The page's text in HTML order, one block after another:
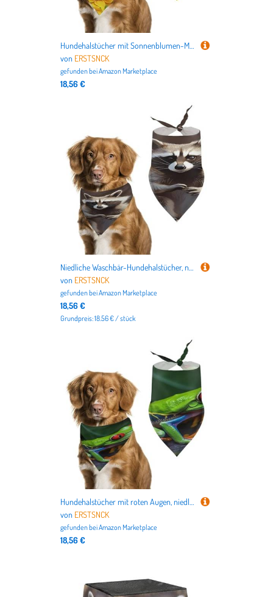
Hundehalstücher mit Sonnenblumen-Motiv, niedlich, weiche Baumwolle, waschbar, für den täglichen Sommer, langlebig, dreieckig, wendbar, geeignet für kleine, mittelgroße und große Hunde und Katzen
von ERSTSNCK
gefunden beiAmazon Marketplace
18,56 €
Niedliche Waschbär-Hundehalstücher, niedlich, weiche Baumwolle, waschbar, für den täglichen Sommer, langlebig, dreieckig, wendbar, geeignet für kleine, mittelgroße und große Hunde und Katzen
von ERSTSNCK
gefunden beiAmazon Marketplace
18,56 €
Grundpreis: 18.56 € / stück
Hundehalstücher mit roten Augen, niedlich, weich, Baumwolle, waschbar, für den täglichen Sommer, langlebig, dreieckig, wendbar, geeignet für kleine, mittelgroße und große Hunde und Katzen
von ERSTSNCK
gefunden beiAmazon Marketplace
18,56 €